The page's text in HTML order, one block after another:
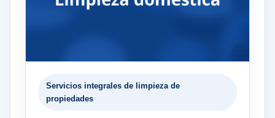
Servicios integrales de limpieza de
propiedades